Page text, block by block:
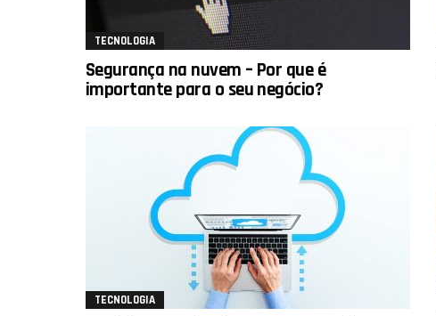
TECNOLOGIA
Segurança na nuvem – Por que é
importante para o seu negócio?
TECNOLOGIA